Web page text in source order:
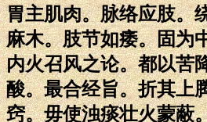
胃主肌肉。脉络应肢。
麻木。肢节如痿。固为
内火召风之论。都以苦
酸。最合经旨。折其上
窍。毋使浊痰壮火蒙蔽